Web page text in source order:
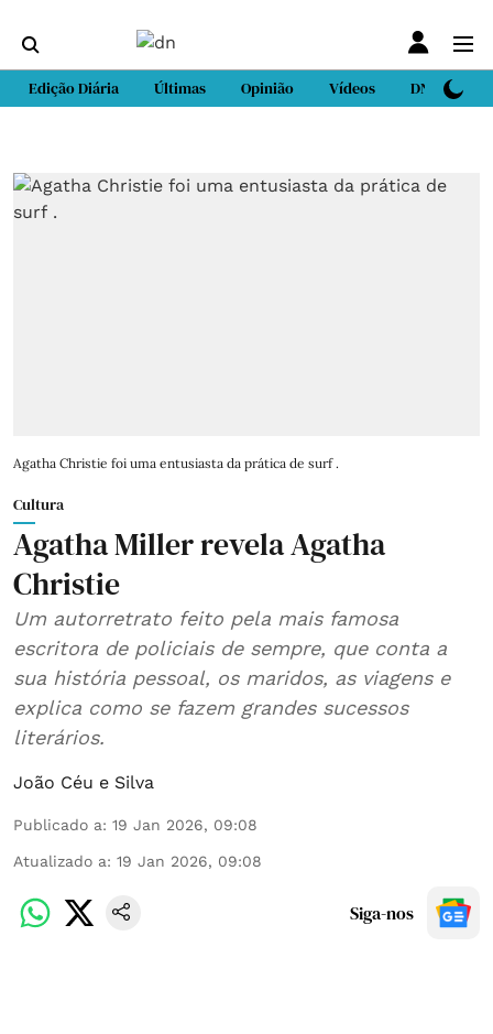
Edição Diária Últimas Opinião Vídeos DN Sport
Agatha Christie foi uma entusiasta da prática de surf .
Cultura
Agatha Miller revela Agatha
Christie
Um autorretrato feito pela mais famosa
escritora de policiais de sempre, que conta a
sua história pessoal, os maridos, as viagens e
explica como se fazem grandes sucessos
literários.
João Céu e Silva
Publicado a: 19 Jan 2026, 09:08
Atualizado a: 19 Jan 2026, 09:08
Siga-nos